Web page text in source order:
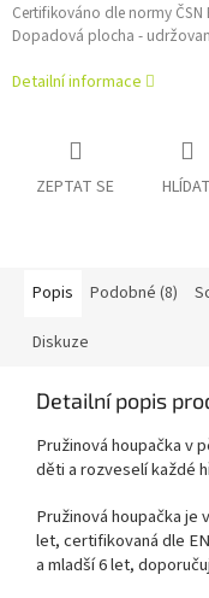
Certifikováno dle normy ČSN
Dopadová plocha -
Detailní informace
ZEPTAT SE HLÍDAT
Popis Podobné (8)
Diskuze
Detailní popis
Pružinová houpačka v
dětia rozveselí každé
Pružinová houpačka je
let, certifikovaná dle
a mladší 6 let,